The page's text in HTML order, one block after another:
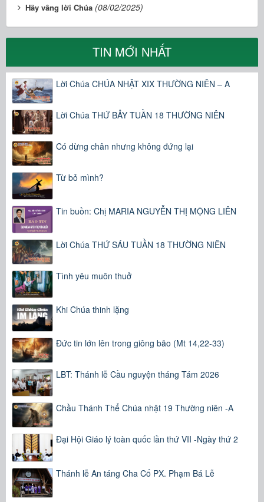
Hãy vâng lời Chúa (08/02/2025)
TIN MỚI NHẤT
Lời Chúa CHÚA NHẬT XIX THƯỜNG NIÊN – A
Lời Chúa THỨ BẢY TUẦN 18 THƯỜNG NIÊN
Có dừng chân nhưng không đứng lại
Từ bỏ mình?
Tin buồn: Chị MARIA NGUYỄN THỊ MỘNG LIÊN
Lời Chúa THỨ SÁU TUẦN 18 THƯỜNG NIÊN
Tình yêu muôn thuở
Khi Chúa thinh lặng
Đức tin lớn lên trong giông bão (Mt 14,22-33)
LBT: Thánh lễ Cầu nguyện tháng Tám 2026
Chầu Thánh Thể Chúa nhật 19 Thường niên -A
Đại Hội Giáo lý toàn quốc lần thứ VII -Ngày thứ 2
Thánh lễ An táng Cha Cố PX. Phạm Bá Lễ